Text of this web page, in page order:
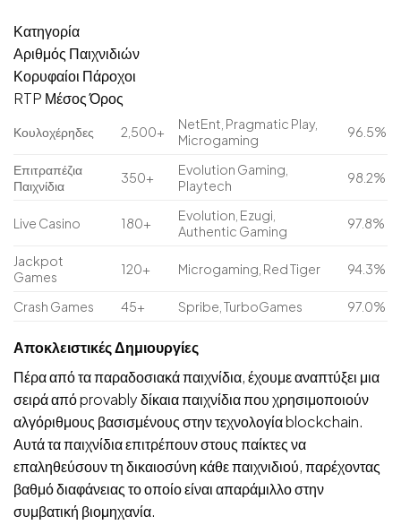
Κατηγορία
Αριθμός Παιχνιδιών
Κορυφαίοι Πάροχοι
RTP Μέσος Όρος
Κουλοχέρηδες 2,500+
NetEnt, Pragmatic Play,
Microgaming
96.5%
Επιτραπέζια
Παιχνίδια
350+
Evolution Gaming,
Playtech
98.2%
Live Casino 180+
Evolution, Ezugi,
Authentic Gaming
97.8%
Jackpot
Games
120+ Microgaming, Red Tiger 94.3%
Crash Games 45+ Spribe, TurboGames 97.0%
Αποκλειστικές Δημιουργίες
Πέρα από τα παραδοσιακά παιχνίδια, έχουμε αναπτύξει μια
σειρά από provably δίκαια παιχνίδια που χρησιμοποιούν
αλγόριθμους βασισμένους στην τεχνολογία blockchain.
Αυτά τα παιχνίδια επιτρέπουν στους παίκτες να
επαληθεύσουν τη δικαιοσύνη κάθε παιχνιδιού, παρέχοντας
βαθμό διαφάνειας το οποίο είναι απαράμιλλο στην
συμβατική βιομηχανία.